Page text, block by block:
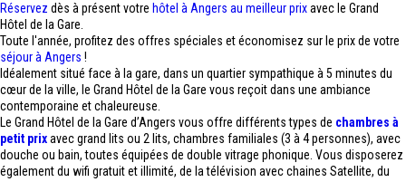
Réservez dès à présent votre hôtel à Angers au meilleur prixavec le Grand
Hôtel de la Gare.
Toute l'année, profitez des offres spéciales et économisez sur le prix de votre
séjour à Angers !
Idéalement situé face à la gare, dans un quartier sympathique à 5 minutes du
cœur de la ville, le Grand Hôtel de la Gare vous reçoit dans une ambiance
contemporaine et chaleureuse.
Le Grand Hôtel de la Gare d’Angers vous offre différents types de chambres à
petit prixavec grand lits ou 2 lits, chambres familiales (3 à 4 personnes), avec
douche ou bain, toutes équipées de double vitrage phonique. Vous disposerez
également du wifi gratuit et illimité, de la télévision avec chaines Satellite, du